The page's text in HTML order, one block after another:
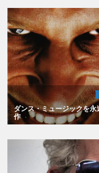
ダンス・ミュージックを
作